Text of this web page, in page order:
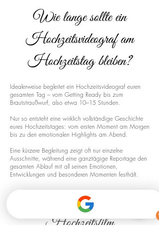
Wie lange sollte ein
Hochzeitsvideograf am
Hochzeitstag bleiben?
Idealerweise begleitet ein Hochzeitsvideograf euren
gesamten Tag – vom Getting Ready bis zum
Brautstraußwurf, also etwa 10–15 Stunden.
Nur so entsteht eine wirklich vollständige Geschichte
eures Hochzeitstages: vom ersten Moment am Morgen
bis zu den emotionalen Highlights am Abend.
Eine kürzere Begleitung zeigt oft nur einzelne
Ausschnitte, während eine ganztägige Reportage den
gesamten Ablauf mit all seinen Emotionen,
Entwicklungen und besonderen Momenten festhält.
Drohnenaufnahmen für euren